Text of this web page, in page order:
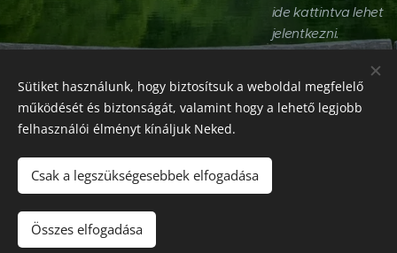
ide kattintva lehet
jelentkezni.
ÉN IS VAGYOK! Mozgássérültek
Minden jog fenntartva!
5000 Szolnok, Besenyszögi út 17.
Sütiket használunk, hogy biztosítsuk a weboldal megfelelő
működését és biztonságát, valamint hogy a lehető legjobb
felhasználói élményt kínáljuk Neked.
Csak a legszükségesebbek elfogadása
Összes elfogadása